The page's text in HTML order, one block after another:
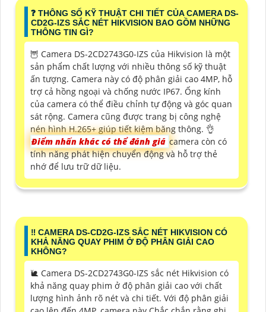
❓ THÔNG SỐ KỸ THUẬT CHI TIẾT CỦA CAMERA DS-
CD2G-IZS SẮC NÉT HIKVISION BAO GỒM NHỮNG
THÔNG TIN GÌ?
🦉 Camera DS-2CD2743G0-IZS của Hikvision là một
sản phẩm chất lượng với nhiều thông số kỹ thuật
ấn tượng. Camera này có độ phân giải cao 4MP, hỗ
trợ cả hồng ngoại và chống nước IP67. Ống kính
của camera có thể điều chỉnh tự động và góc quan
sát rộng. Camera cũng được trang bị công nghệ
nén hình H.265+ giúp tiết kiệm băng thông. 👌
Điểm nhấn khác có thể đánh giá camera còn có
tính năng phát hiện chuyển động và hỗ trợ thẻ
nhớ để lưu trữ dữ liệu.
‼️ CAMERA DS-CD2G-IZS SẮC NÉT HIKVISION CÓ
KHẢ NĂNG QUAY PHIM Ở ĐỘ PHÂN GIẢI CAO
KHÔNG?
🐌 Camera DS-2CD2743G0-IZS sắc nét Hikvision có
khả năng quay phim ở độ phân giải cao với chất
lượng hình ảnh rõ nét và chi tiết. Với độ phân giải